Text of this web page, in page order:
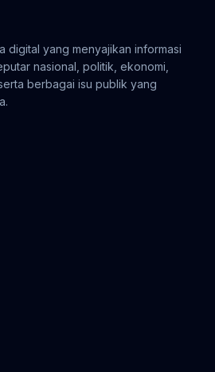
digital yang menyajikan informasi
nasional, politik, ekonomi,
berbagai isu publik yang